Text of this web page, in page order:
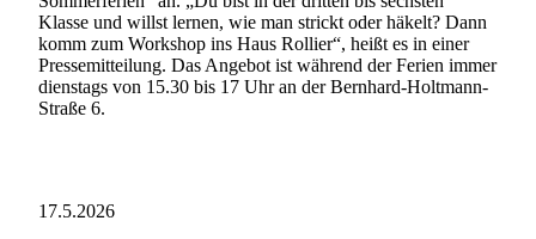
Klasse und willst lernen, wie man strickt oder häkelt? Dann
komm zum Workshop ins Haus Rollier“, heißt es in einer
Pressemitteilung. Das Angebot ist während der Ferien immer
dienstags von 15.30 bis 17 Uhr an der Bernhard-Holtmann-
Straße 6.
17.5.2026